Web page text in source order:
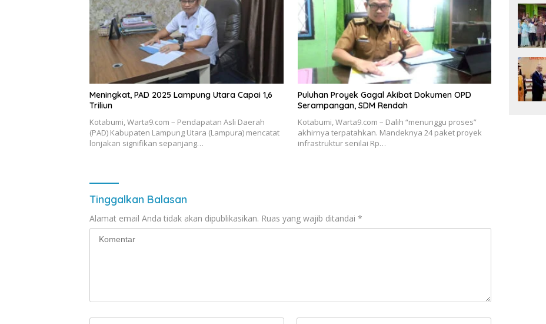
Meningkat, PAD 2025 Lampung Utara Capai 1,6
Triliun
Kotabumi, Warta9.com – Pendapatan Asli Daerah
(PAD) Kabupaten Lampung Utara (Lampura) mencatat
lonjakan signifikan sepanjang…
Puluhan Proyek Gagal Akibat Dokumen OPD
Serampangan, SDM Rendah
Kotabumi, Warta9.com – Dalih “menunggu proses”
akhirnya terpatahkan. Mandeknya 24 paket proyek
infrastruktur senilai Rp…
Tinggalkan Balasan
Alamat email Anda tidak akan dipublikasikan. Ruas yang wajib ditandai *